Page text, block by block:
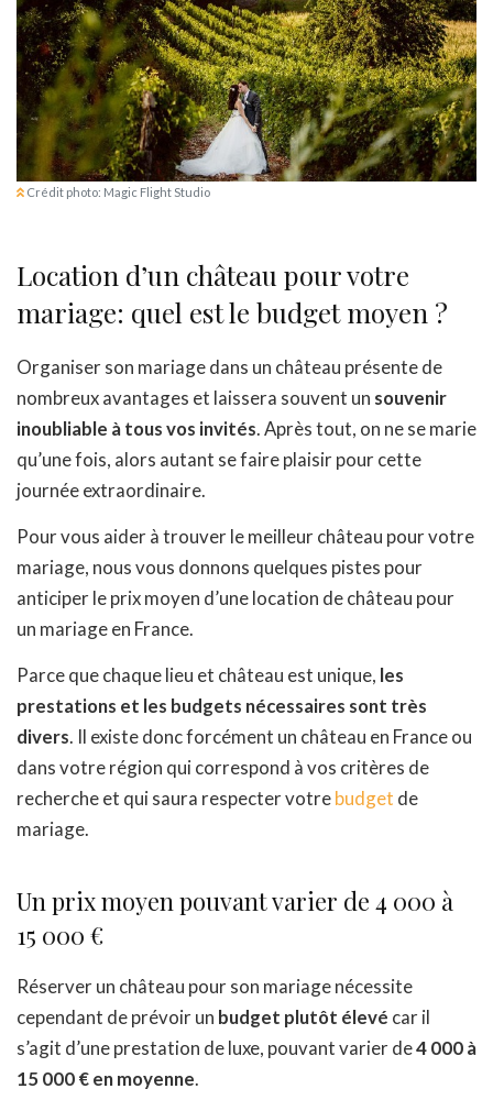
Crédit photo: Magic Flight Studio
Location d’un château pour votre
mariage: quel est le budget moyen ?
Organiser son mariage dans un château présente de
nombreux avantages et laissera souvent un souvenir
inoubliable à tous vos invités. Après tout, on ne se marie
qu’une fois, alors autant se faire plaisir pour cette
journée extraordinaire.
Pour vous aider à trouver le meilleur château pour votre
mariage, nous vous donnons quelques pistes pour
anticiper le prix moyen d’une location de château pour
un mariage en France.
Parce que chaque lieu et château est unique, les
prestations et les budgets nécessaires sont très
divers. Il existe donc forcément un château en France ou
dans votre région qui correspond à vos critères de
recherche et qui saura respecter votrebudget de
mariage.
Un prix moyen pouvant varier de 4 000 à
15 000 €
Réserver un château pour son mariage nécessite
cependant de prévoir un budget plutôt élevé car il
s’agit d’une prestation de luxe, pouvant varier de4 000 à
15 000 € en moyenne.